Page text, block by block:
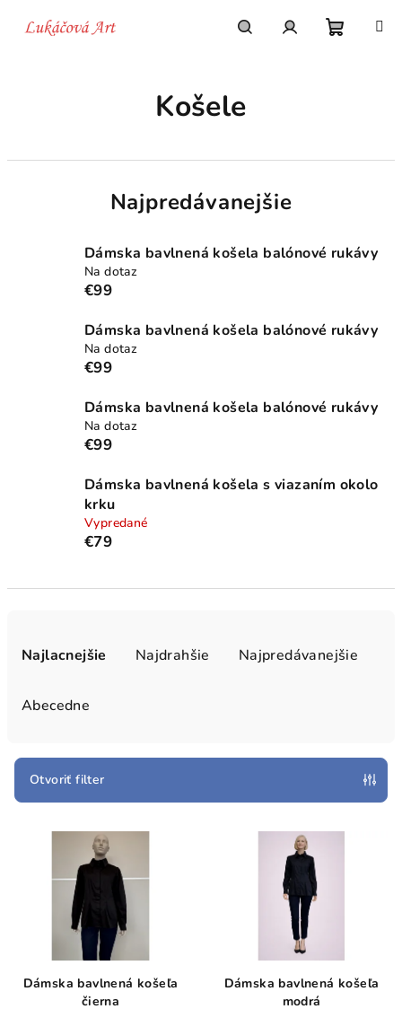
Košele
Najpredávanejšie
Dámska bavlnená košela balónové rukávy
Na dotaz
€99
Dámska bavlnená košela balónové rukávy
Na dotaz
€99
Dámska bavlnená košela balónové rukávy
Na dotaz
€99
Dámska bavlnená košela s viazaním okolo
krku
Vypredané
€79
p
Najlacnejšie Najdrahšie Najpredávanejšie
Abecedne
Otvoriť filter
Dámska bavlnená košeľa
čierna
Dámska bavlnená košeľa
modrá